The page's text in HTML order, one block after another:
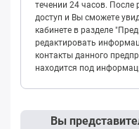
течении 24 часов. После
доступ и Вы сможете
кабинете в разделе
редактировать
контакты данного
находится под
Вы